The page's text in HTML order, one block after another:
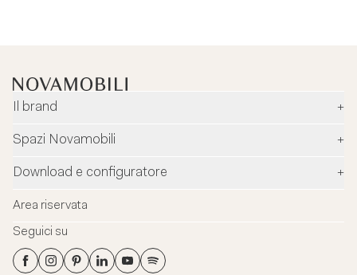
Il brand
+
Azienda
Designer
News
Contatti
Spazi Novamobili
+
Rivenditori
Flagship Store Milano
Virtual Tour
Flagship Store Milano
Download e configuratore
+
Configuratore
Schede tecniche
Area riservata
Seguici su